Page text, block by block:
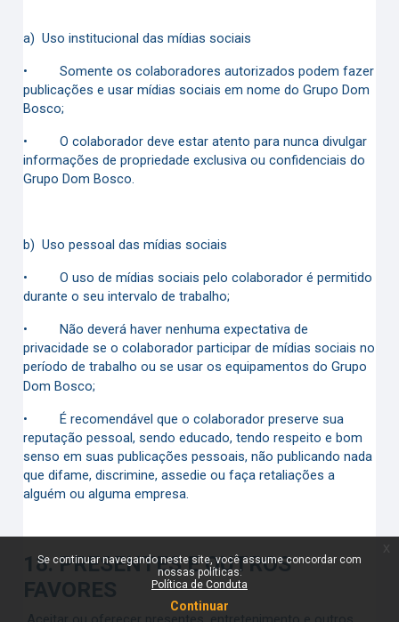
Se continuar navegando neste site, você assume concordar com
nossas políticas:
Política de Conduta
Continuar
a)Uso institucional das mídias sociais
•Somente os colaboradores autorizados podem fazer
publicações e usar mídias sociais em nome do Grupo Dom
Bosco;
•O colaborador deve estar atento para nunca divulgar
informações de propriedade exclusiva ou confidenciais do
Grupo Dom Bosco.
b)Uso pessoal das mídias sociais
•O uso de mídias sociais pelo colaborador é permitido
durante o seu intervalo de trabalho;
•Não deverá haver nenhuma expectativa de
privacidade se o colaborador participar de mídias sociais no
período de trabalho ou se usar os equipamentos do Grupo
Dom Bosco;
•É recomendável que o colaborador preserve sua
reputação pessoal, sendo educado, tendo respeito e bom
senso em suas publicações pessoais, não publicando nada
que difame, discrimine, assedie ou faça retaliações a
alguém ou alguma empresa.
18.PRESENTES E OUTROS
FAVORES